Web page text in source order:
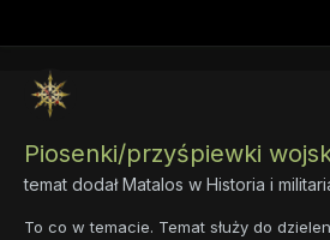
Piosenki/przyśpiewki
temat dodałMatalos w Historia i
To co w temacie. Temat służy do